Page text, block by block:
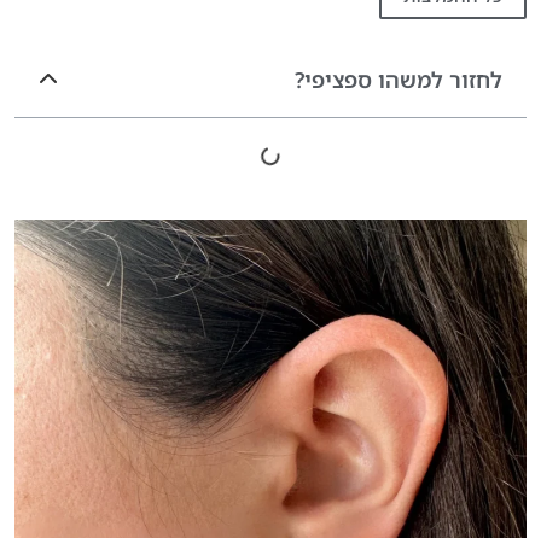
לחזור למשהו ספציפי?